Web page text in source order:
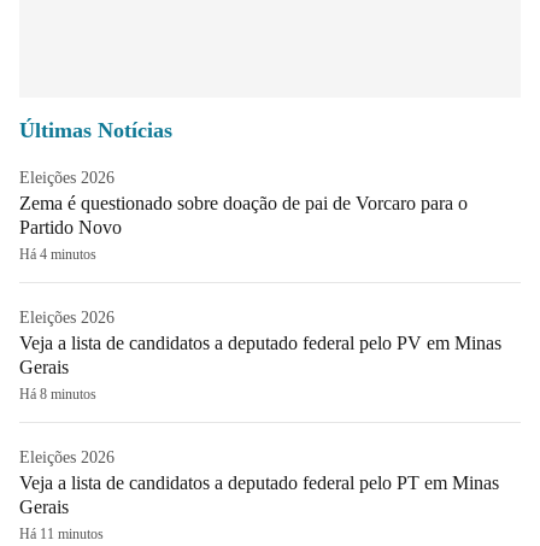
Últimas Notícias
Eleições 2026
Zema é questionado sobre doação de pai de Vorcaro para o
Partido Novo
Há 4 minutos
Eleições 2026
Veja a lista de candidatos a deputado federal pelo PV em Minas
Gerais
Há 8 minutos
Eleições 2026
Veja a lista de candidatos a deputado federal pelo PT em Minas
Gerais
Há 11 minutos